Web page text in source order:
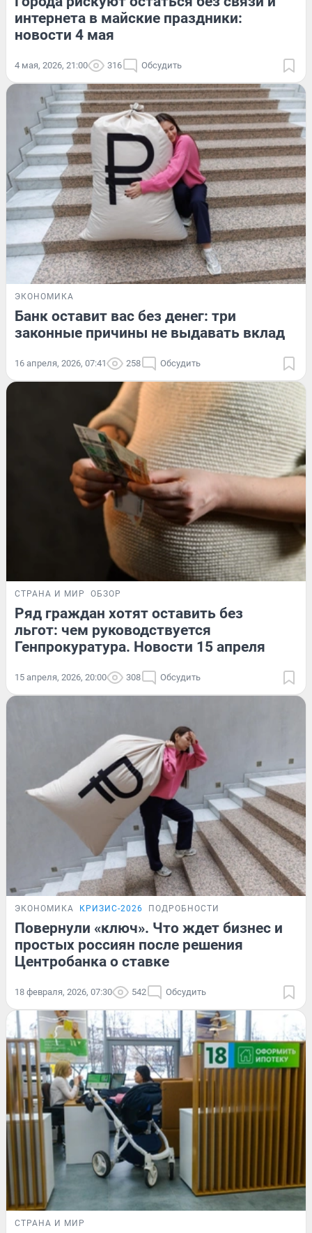
интернета в майские праздники:
новости 4 мая
4 мая, 2026, 21:00 316 Обсудить
ЭКОНОМИКА
Банк оставит вас без денег: три
законные причины не выдавать вклад
16 апреля, 2026, 07:41 258 Обсудить
СТРАНА И МИР ОБЗОР
Ряд граждан хотят оставить без
льгот: чем руководствуется
Генпрокуратура. Новости 15 апреля
15 апреля, 2026, 20:00 308 Обсудить
ЭКОНОМИКА КРИЗИС-2026 ПОДРОБНОСТИ
Повернули «ключ». Что ждет бизнес и
простых россиян после решения
Центробанка о ставке
18 февраля, 2026, 07:30 542 Обсудить
СТРАНА И МИР